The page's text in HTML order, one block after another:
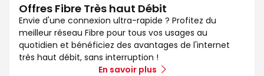
Offres Fibre Très haut Débit
Envie d'une connexion ultra-rapide ? Profitez du
meilleur réseau Fibre pour tous vos usages au
quotidien et bénéficiez des avantages de l'internet
très haut débit, sans interruption !
En savoir plus